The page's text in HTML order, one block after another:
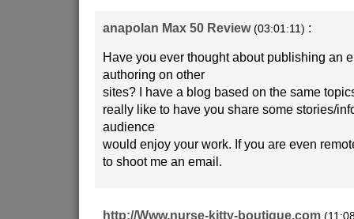
anapolan Max 50 Review (03:01:11) :
Have you ever thought about publishing an
authoring on other
sites? I have a blog based on the same
really like to have you share some stories/
audience
would enjoy your work. If you are even
to shoot me an email.
http://Www.nurse-kitty-boutique.com